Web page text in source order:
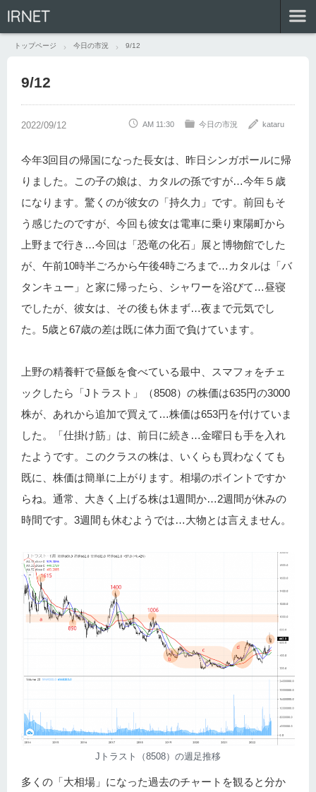
IRNET
トップページ 今日の市況 9/12
9/12
AM 11:30 今日の市況 kataru
今年3回目の帰国になった長女は、昨日シンガポールに帰
りました。この子の娘は、カタルの孫ですが…今年５歳
になります。驚くのが彼女の「持久力」です。前回もそ
う感じたのですが、今回も彼女は電車に乗り東陽町から
上野まで行き…今回は「恐竜の化石」展と博物館でした
が、午前10時半ごろから午後4時ごろまで…カタルは「バ
タンキュー」と家に帰ったら、シャワーを浴びて…昼寝
でしたが、彼女は、その後も休まず…夜まで元気でし
た。5歳と67歳の差は既に体力面で負けています。
上野の精養軒で昼飯を食べている最中、スマフォをチェ
ックしたら「Jトラスト」（8508）の株価は635円の3000
株が、あれから追加で買えて…株価は653円を付けていま
した。「仕掛け筋」は、前日に続き…金曜日も手を入れ
たようです。このクラスの株は、いくらも買わなくても
既に、株価は簡単に上がります。相場のポイントですか
らね。通常、大きく上げる株は1週間か…2週間が休みの
時間です。3週間も休むようでは…大物とは言えません。
Jトラスト（8508）の週足推移
多くの「大相場」になった過去のチャートを観ると分か